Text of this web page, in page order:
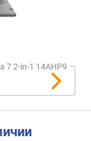
7 2-in-1 14AHP9